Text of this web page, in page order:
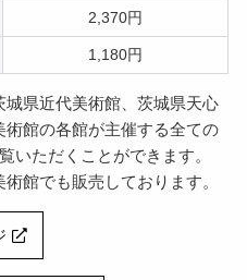
2,370円
1,180円
城県近代美術館、茨城県天心
館の各館が主催する全ての
いただくことができます。
館でも販売しております。